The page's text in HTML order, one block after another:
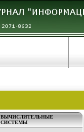
ВЫЧИСЛИТЕЛЬНЫЕ
СИСТЕМЫ